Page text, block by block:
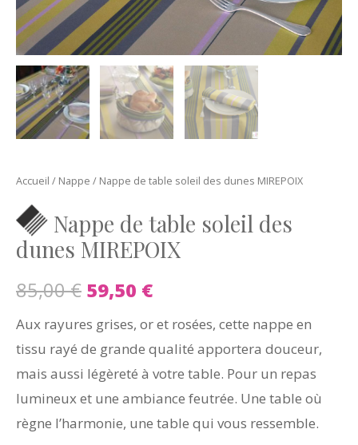
Accueil / Nappe / Nappe de table soleil des dunes MIREPOIX
Nappe de table soleil des
dunes MIREPOIX
85,00€ 59,50 €
Aux rayures grises, or et rosées, cette nappe en
tissu rayé de grande qualité apportera douceur,
mais aussi légèreté à votre table. Pour un repas
lumineux et une ambiance feutrée. Une table où
règne l’harmonie, une table qui vous ressemble.